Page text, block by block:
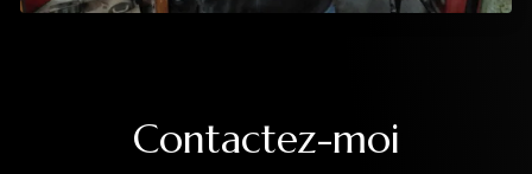
Contactez-moi